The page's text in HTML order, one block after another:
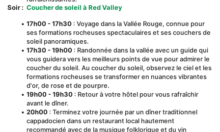
Soir : Coucher de soleil à Red Valley
17h00 - 17h30 : Voyage dans la Vallée Rouge, connue pour
ses formations rocheuses spectaculaires et ses couchers de
soleil panoramiques.
17h30 - 19h00 : Randonnée dans la vallée avec un guide qui
vous guidera vers les meilleurs points de vue pour admirer le
coucher du soleil. Au coucher du soleil, observez le ciel et les
formations rocheuses se transformer en nuances vibrantes
d'or, de rose et de pourpre.
19h00 - 19h30 : Retour à votre hôtel pour vous rafraîchir
avant le dîner.
20h00 : Terminez votre journée par un dîner traditionnel
cappadocien dans un restaurant local hautement
recommandé avec de la musique folklorique et du vin